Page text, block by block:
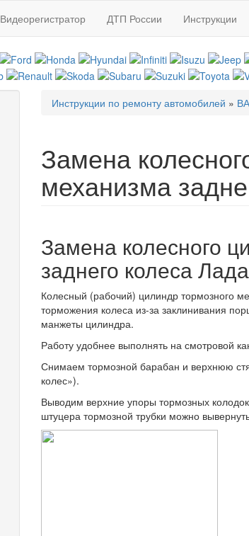
Видеорегистратор ДТП России Инструкции
Вы здесь
Инструкции по ремонту автомобилей »
Замена
механизма
Замена колесного
заднего колеса
Колесный (рабочий) цилиндр тормозного
торможения колеса из-за заклинивания
манжеты цилиндра.
Работу удобнее выполнять на смотровой
Снимаем тормозной барабан и верхнюю
колес»).
Выводим верхние упоры тормозных
штуцера тормозной трубки можно